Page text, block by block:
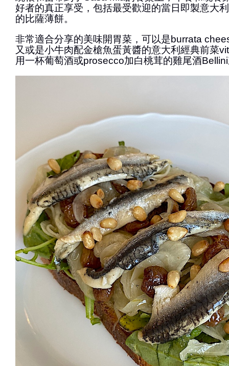
好者的真正享受，包括最受歡迎的當日即製意大
的比薩薄餅。
非常適合分享的美味開胃菜，可以是burrata
又或是小牛肉配金槍魚蛋黃醬的意大利經典前菜
用一杯葡萄酒或prosecco加白桃茸的雞尾酒